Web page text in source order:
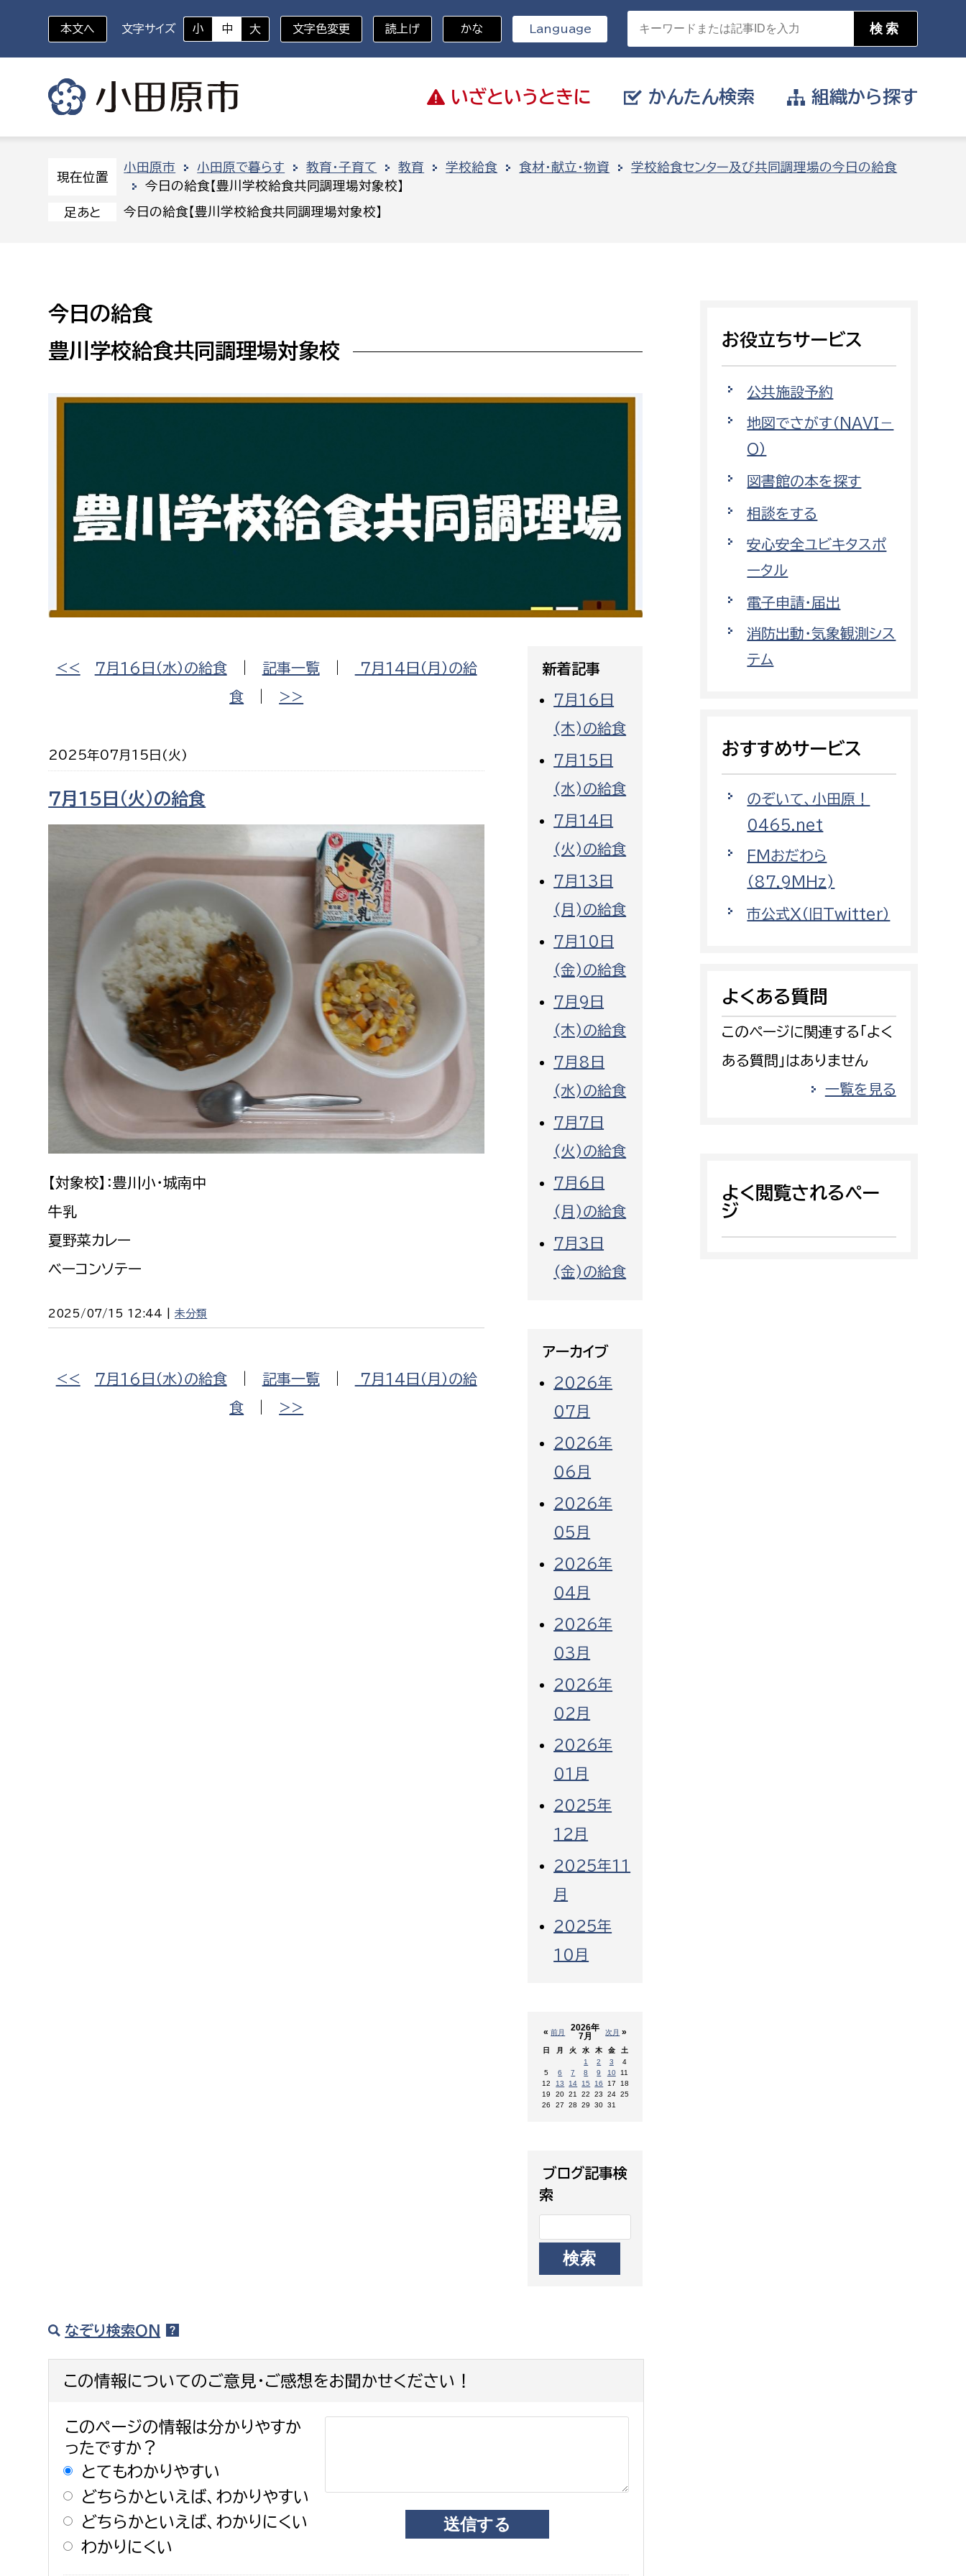
いざと いうときに
いざというときに
休日救急外来 防災・ハザードマップ
かんたん検索
対象者を選択
新生児・乳幼児
高校生・大学生など
障がい者
求職者
ペット
分野を選択
戸籍
都市基盤
観光
目的を選択
相談をしたい
働きたい
小田原のことを知りたい
イベント・講座などに参加したい
組織から探す
組織から探す
人権・男女共同参画課
戸籍住民課
文化財課
図書館
環境部
環境政策課
ゼロカーボン推進課
環境保護課
環境事業センター
福祉健康部
保険課
子ども若者部
子ども政策課
保育課
経済部
農政課
水産海浜課
都市政策課
開発審査課
国県事業推進課
道水路整備課
みどり公園課
出納室
市立総合医療センター
患者サポートセンター
病院管理局：経営管理課
病院管理局：施設用度課
消防
消防総務課
予防課
警防計画課
警防第1課
警防第2課
上下水道局
経営総務課
給排水業務課
水道整備課
下水道整備課
浄水管理課
教育総務課
保健給食課
教育指導課
選挙管理委員会事務局
選挙管理委員会事務局
監査事務局
農業委員会事務局
農業委員会事務局
本文へ 文字サイズ 小 中 大 文字色変更 読上げ かな Language
現在位置
小田原市 小田原で暮らす 教育・子育て 教育 学校給食 食材・献立・物資
学校給食センター及び共同調理場の今日の給食
今日の給食【豊川学校給食共同調理場対象校】
足あと 今日の給食【豊川学校給食共同調理場対象校】
今日の給食
豊川学校給食共同調理場対象校
<< ７月16日（水）の給食| 記事一覧|
７月14日（月）の給
食
>>
2025年07月15日(火)
７月15日（火）の給食
【対象校】：豊川小・城南中
牛乳
夏野菜カレー
ベーコンソテー
2025/07/15 12:44 |未分類
<< ７月16日（水）の給食| 記事一覧|
７月14日（月）の給
食
>>
新着記事
7月16日
(木)の給食
7月15日
(水)の給食
7月14日
(火)の給食
7月13日
(月)の給食
7月10日
(金)の給食
7月9日
(木)の給食
7月8日
(水)の給食
7月7日
(火)の給食
7月6日
(月)の給食
7月3日
(金)の給食
アーカイブ
2026年
07月
2026年
06月
2026年
05月
2026年
04月
2026年
03月
2026年
02月
2026年
01月
2025年
12月
2025年11
月
2025年
10月
«前月 次月 »
2026年
7月
日 月 火 水 木 金
土
1
2 3
4
5
6 7 8 9 10 11
12
13 14 15 16 17
18
19
20 21 22 23 24 25
26
27 28 29 30 31
ブログ記事検
索
なぞり検索ON
この情報についてのご意見・ご感想をお聞かせください！
このページの情報は分かりやすか
ったですか？
とてもわかりやすい
どちらかといえば、わかりやすい
どちらかといえば、わかりにくい
わかりにくい
お役立ちサービス
公共施設予約
地図でさがす（NAVI－
O）
図書館の本を探す
相談をする
安心安全ユビキタスポ
ータル
電子申請・届出
消防出動・気象観測シス
テム
おすすめサービス
のぞいて、小田原！
0465.net
FMおだわら
（87.9MHz)
市公式X（旧Twitter）
よくある質問
このページに関連する「よく
ある質問」はありません
一覧を見る
よく閲覧されるペー
ジ